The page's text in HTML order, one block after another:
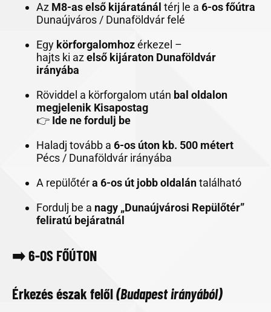
Az M8-as első kijáratánál térj le a 6-os főútra
Dunaújváros / Dunaföldvár felé
Egy körforgalomhozérkezel –
hajts ki azelső kijáraton Dunaföldvár
irányába
Röviddel a körforgalom után bal oldalon
megjelenik Kisapostag
👉 Ide ne fordulj be
Haladj tovább a 6-os úton kb. 500 métert
Pécs / Dunaföldvár irányába
A repülőtéra 6-os út jobb oldalántalálható
Fordulj be a nagy „Dunaújvárosi Repülőtér”
feliratú bejáratnál
➡️ 6-OS FŐÚTON
Érkezés észak felől(Budapest irányából)